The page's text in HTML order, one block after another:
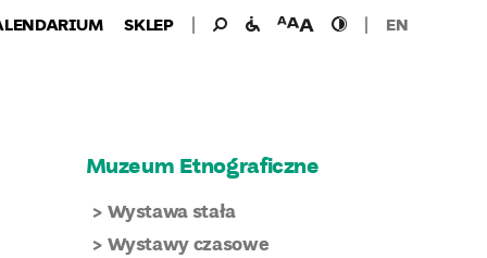
SKLEP Wyszukaj
Wyszukiwanie
dla:
udogodnieniawielkość
czcionki
wysoki
kontrast
EN
Muzeum Etnograficzne
Wystawa stała
Wystawy czasowe